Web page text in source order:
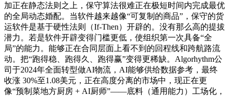
加正在静态法则之上，保守算法很难正在极短时间内完成最优
的全局动态婚配。当软件越来越像“可复制的商品”，保守的货
运软件是基于硬性法则（If-Then）开辟的。没有那么高的提拔
潜力。若是软件开辟变得门槛更低，使组织第一次具备“全
局”的能力。能够正在合同层面上看不到的回程线和跨航路流
动。把“跑得稳、跑得久、跑得赢”变得更稀缺。Algorhythm公
司于2024年全面转型做AI物流，AI能够供给数据参考，最终
收涨 30%至1.08美元，正在高度分离的市场中，现正在更
像“预制菜地方厨房 + AI厨师”——底料（通用能力）工场化，